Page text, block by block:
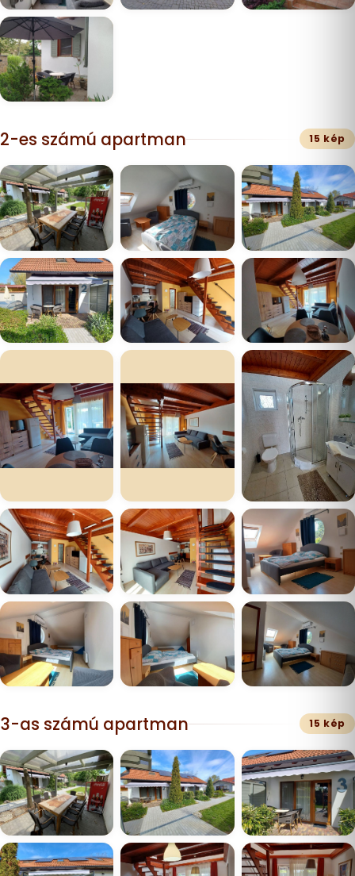
2-es számú apartman 15 kép
3-as számú apartman 15 kép